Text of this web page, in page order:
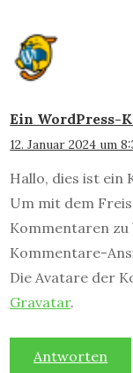
Ein WordPress-
12. Januar 2024 um
Hallo, dies ist ein
Um mit dem
Kommentaren zu
Kommentare-
Die Avatare der
Gravatar.
Antworten